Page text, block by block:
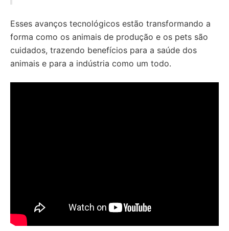
Esses avanços tecnológicos estão transformando a
forma como os animais de produção e os pets são
cuidados, trazendo benefícios para a saúde dos
animais e para a indústria como um todo.